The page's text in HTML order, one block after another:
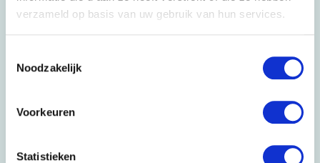
verzameld op basis van uw gebruik van hun services.
Noodzakelijk
Voorkeuren
Statistieken